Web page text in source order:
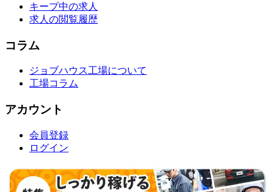
キープ中の求人
求人の閲覧履歴
コラム
ジョブハウス工場について
工場コラム
アカウント
会員登録
ログイン